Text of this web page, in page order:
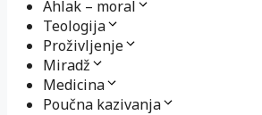
Ahlak – moral
Teologija
Proživljenje
Miradž
Medicina
Poučna kazivanja